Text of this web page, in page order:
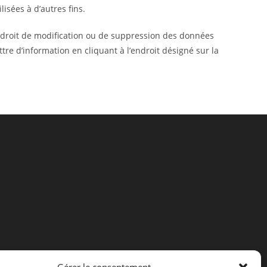
à d’autres fins.
de modification ou de suppression des données
d’information en cliquant à l’endroit désigné sur la